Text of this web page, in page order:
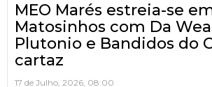
MEO Marés estreia-se
Matosinhos com Da
Plutonio e Bandidos do
cartaz
17 de Julho, 2026, 08:00